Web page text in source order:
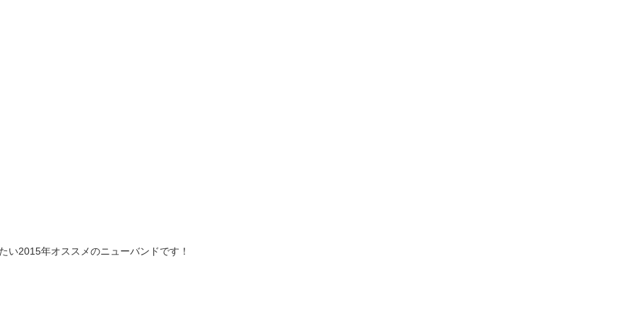
い2015年オススメのニューバンドです！